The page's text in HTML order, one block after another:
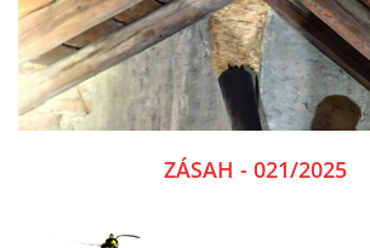
ZÁSAH - 021/2025